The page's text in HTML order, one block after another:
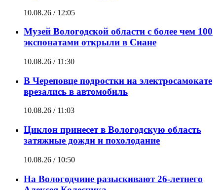
10.08.26 / 12:05
Музей Вологодской области с более чем 100
экспонатами открыли в Сиане
10.08.26 / 11:30
В Череповце подростки на электросамокате
врезались в автомобиль
10.08.26 / 11:03
Циклон принесет в Вологодскую область
затяжные дожди и похолодание
10.08.26 / 10:50
На Вологодчине разыскивают 26-летнего